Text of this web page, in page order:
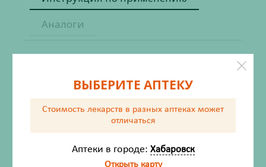
Аналоги
Описание
Фармакодинамика
Фармакокинетика
ВЫБЕРИТЕ АПТЕКУ
Стоимость лекарств в разных аптеках может
отличаться
Аптеки в городе: Хабаровск
Открыть карту